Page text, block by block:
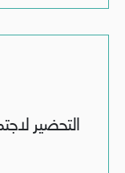
التحضير